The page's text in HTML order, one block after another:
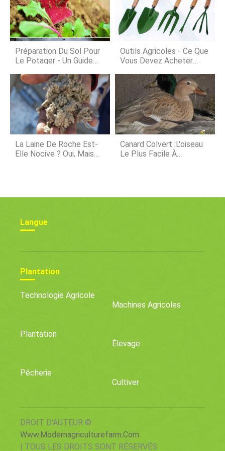
types de champignons et
champignons poussent dans un
paillis ? Champignon dartillerie,
champignon nid doiseaux,
champignons, puanteurs, et les
moisissures visqueuses sont des
champignons populaires qui po
Préparation Du Sol Pour
Le Potager - Un Guide
Outils Agricoles - Ce Que
Vous Devez Acheter
La Laine De Roche Est-
Elle Nocive ? Oui, Mais…
Canard Colvert :l'oiseau
Le Plus Facile À
Langue
Plantation
Technologie Agricole
Machines Agricoles
Plantation
Élevage
Pêcherie
Cultiver
DROIT D'AUTEUR ©
Www.modernagriculturefarm.com
| TOUS LES DROITS SONT RÉSERVÉS